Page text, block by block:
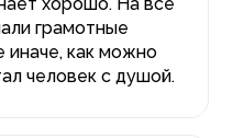
грамотные
иначе, как можно
человек с душой.